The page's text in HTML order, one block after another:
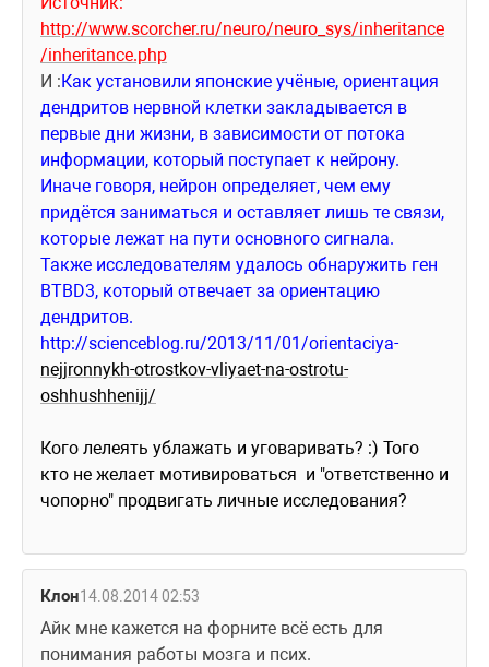
http://www.scorcher.ru/neuro/neuro_sys/inheritance
/inheritance.php
И :Как установили японские учёные, ориентация
дендритов нервной клетки закладывается в
первые дни жизни, в зависимости от потока
информации, который поступает к нейрону.
Иначе говоря, нейрон определяет, чем ему
придётся заниматься и оставляет лишь те связи,
которые лежат на пути основного сигнала.
Также исследователям удалось обнаружить ген
BTBD3, который отвечает за ориентацию
дендритов.
http://scienceblog.ru/2013/11/01/orientaciya-
nejjronnykh-otrostkov-vliyaet-na-ostrotu-
oshhushhenijj/
Кого лелеять ублажать и уговаривать? :) Того
кто не желает мотивироваться  и "ответственно и
чопорно" продвигать личные исследования?
Клон14.08.2014 02:53
Айк мне кажется на форните всё есть для
понимания работы мозга и псих.